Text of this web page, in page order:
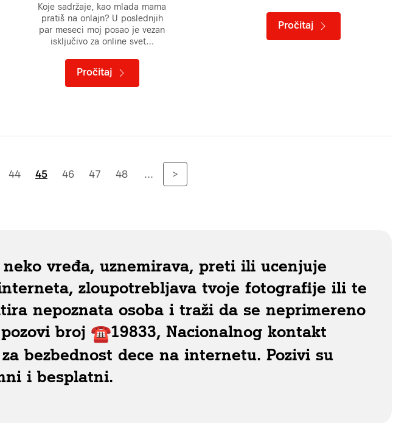
Koje sadržaje, kao mlada mama
pratiš na onlajn? U poslednjih
par meseci moj posao je vezan
isključivo za online svet…
Pročitaj
Pročitaj
44 45 46 47 48 ... >
vređa, uznemirava, preti ili ucenjuje
zloupotrebljava tvoje fotografije ili te
nepoznata osoba i traži da se neprimereno
broj
19833, Nacionalnog kontakt
bezbednost dece na internetu. Pozivi su
i besplatni.